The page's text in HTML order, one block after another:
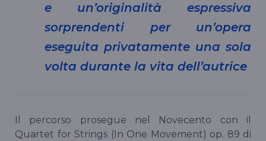
e un’originalità espressiva
sorprendenti per un’opera
eseguita privatamente una sola
volta durante la vita dell’autrice
Il percorso prosegue nel Novecento con il
Quartet for Strings (In One Movement) op. 89 di